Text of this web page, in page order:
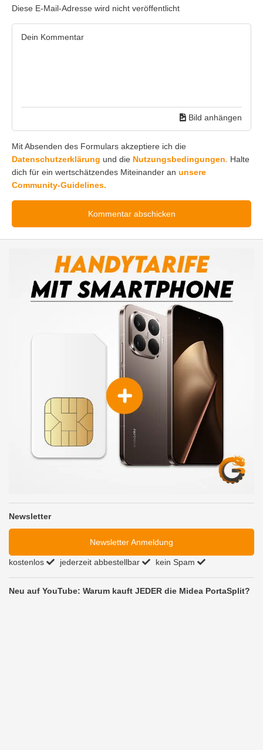
Diese E-Mail-Adresse wird nicht veröffentlicht
Bild anhängen
Mit Absenden des Formulars akzeptiere ich die
Datenschutzerklärung und die Nutzungsbedingungen . Halte
dich für ein wertschätzendes Miteinander an unsere
Community-Guidelines.
Newsletter
Newsletter Anmeldung
kostenlos jederzeit abbestellbar kein Spam
Neu auf YouTube: Warum kauft JEDER die Midea PortaSplit?